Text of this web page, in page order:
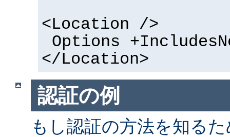
<Location />
Options
</Location>
認証の例
もし認証の方法を知る